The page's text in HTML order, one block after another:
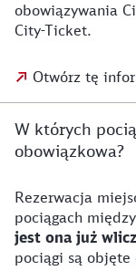
obowiązywania
City-Ticket.
Otwórz tę
W których
obowiązkowa?
Rezerwacja
pociągach
jest ona już
pociągi są objęte